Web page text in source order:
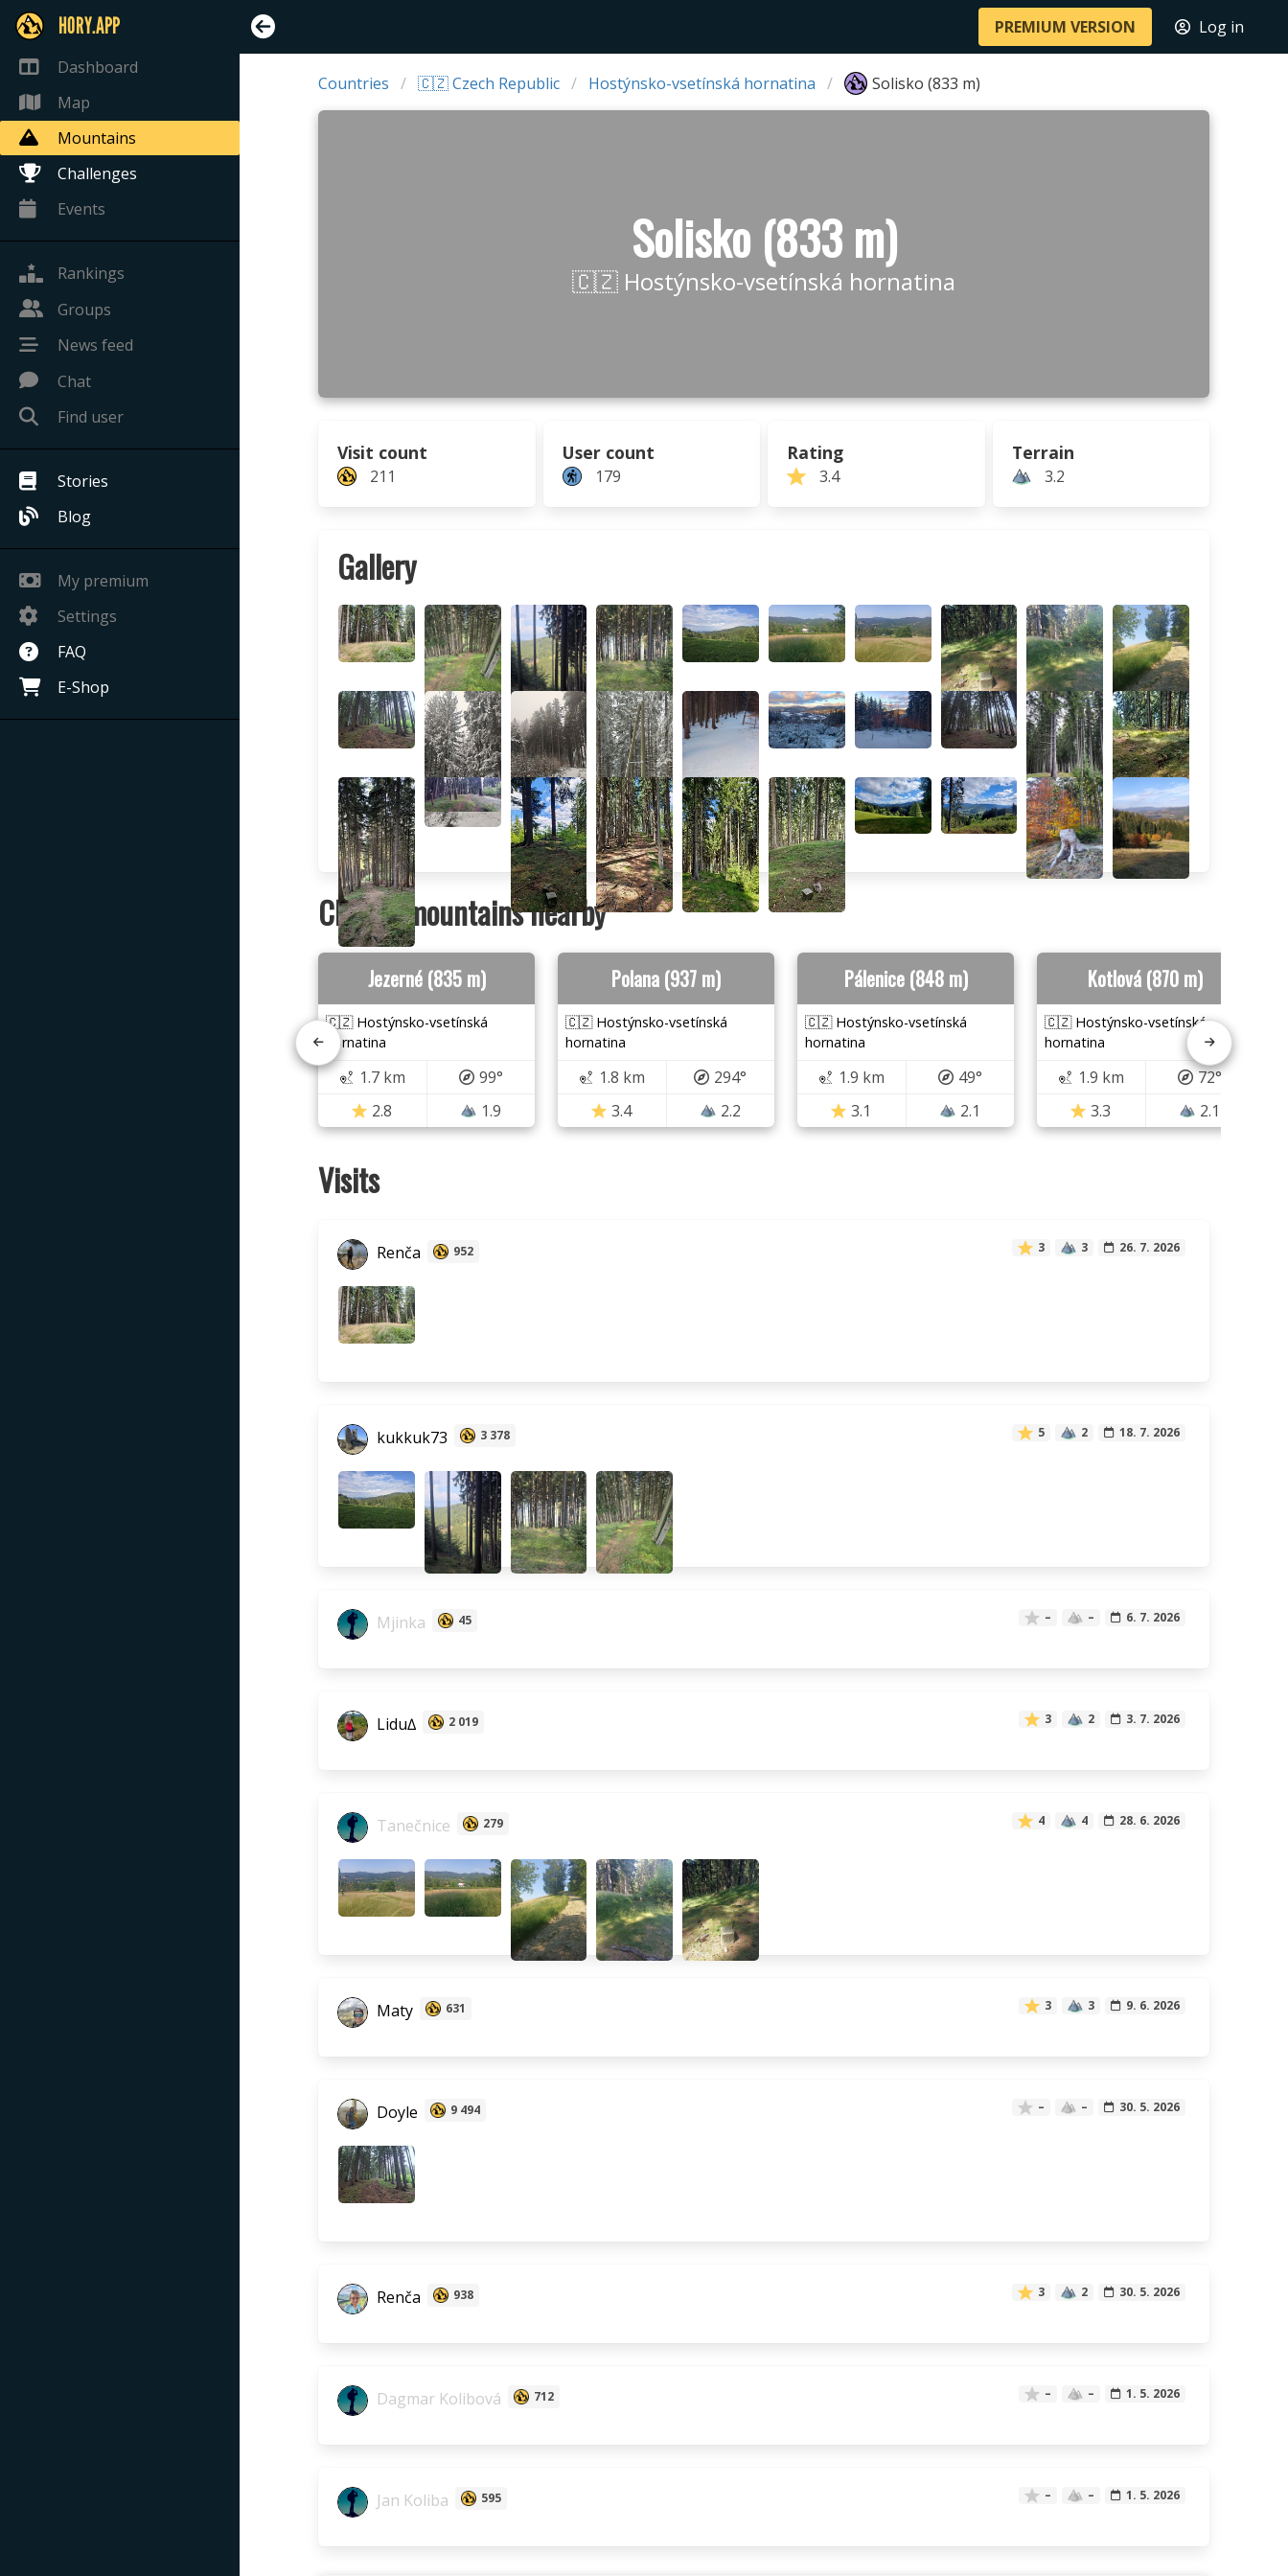
HORY.APP
Dashboard
Map
Mountains
Challenges
Events
Rankings
Groups
News feed
Chat
Find user
Stories
Blog
My premium
Settings
FAQ
E-Shop
PREMIUM VERSION Log in
Countries 🇨🇿 Czech Republic Hostýnsko-vsetínská hornatina Solisko (833 m)
Solisko (833 m)
🇨🇿 Hostýnsko-vsetínská hornatina
Visit count
211
User count
179
Rating
3.4
Terrain
3.2
Gallery
Closest mountains nearby
Jezerné (835 m)
🇨🇿 Hostýnsko-vsetínská
hornatina
1.7 km
99°
2.8
1.9
Polana (937 m)
🇨🇿 Hostýnsko-vsetínská
hornatina
1.8 km
294°
3.4
2.2
Pálenice (848 m)
🇨🇿 Hostýnsko-vsetínská
hornatina
1.9 km
49°
3.1
2.1
Kotlová (870 m)
🇨🇿 Hostýnsko-vsetínská
hornatina
1.9 km
72°
3.3
2.1
Visits
Renča 952 3 3 26. 7. 2026
kukkuk73 3 378 5 2 18. 7. 2026
Mjinka 45 – – 6. 7. 2026
Lidu∆ 2 019 3 2 3. 7. 2026
Tanečnice 279 4 4 28. 6. 2026
Maty 631 3 3 9. 6. 2026
Doyle 9 494 – – 30. 5. 2026
Renča 938 3 2 30. 5. 2026
Dagmar Kolibová 712 – – 1. 5. 2026
Jan Koliba 595 – – 1. 5. 2026